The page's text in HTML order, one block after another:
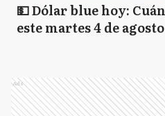
💵 Dólar blue hoy:
este martes 4 de
Ads